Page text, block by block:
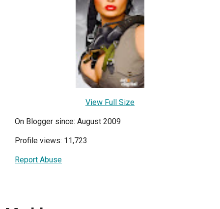
View Full Size
On Blogger since: August 2009
Profile views: 11,723
Report Abuse